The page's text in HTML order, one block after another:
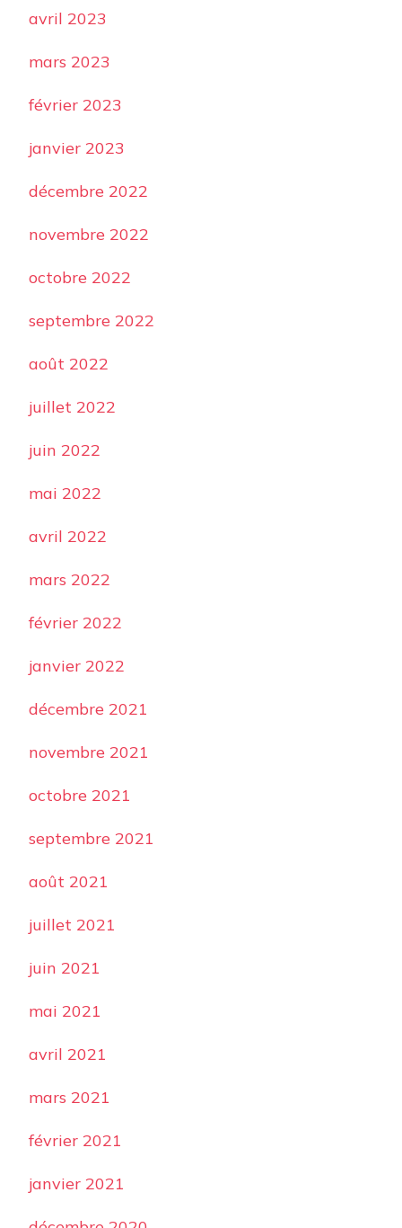
avril 2023
mars 2023
février 2023
janvier 2023
décembre 2022
novembre 2022
octobre 2022
septembre 2022
août 2022
juillet 2022
juin 2022
mai 2022
avril 2022
mars 2022
février 2022
janvier 2022
décembre 2021
novembre 2021
octobre 2021
septembre 2021
août 2021
juillet 2021
juin 2021
mai 2021
avril 2021
mars 2021
février 2021
janvier 2021